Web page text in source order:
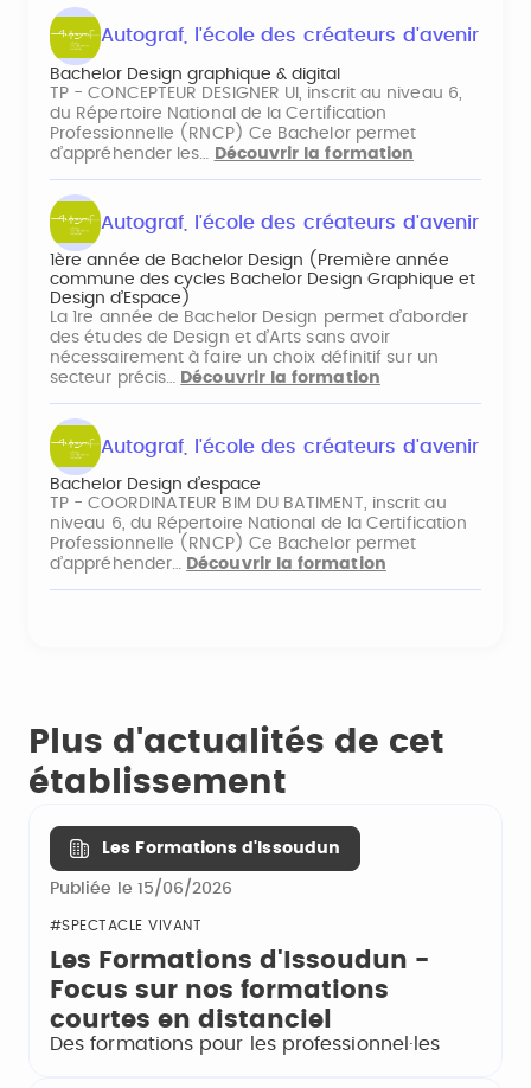
Autograf, l'école des créateurs d'avenir
Bachelor Design graphique & digital
TP - CONCEPTEUR DESIGNER UI, inscrit au niveau 6,
du Répertoire National de la Certification
Professionnelle (RNCP) Ce Bachelor permet
d’appréhender les…
Découvrir la formation
Autograf, l'école des créateurs d'avenir
1ère année de Bachelor Design (Première année
commune des cycles Bachelor Design Graphique et
Design d’Espace)
La 1re année de Bachelor Design permet d’aborder
des études de Design et d’Arts sans avoir
nécessairement à faire un choix définitif sur un
secteur précis… Découvrir la formation
Autograf, l'école des créateurs d'avenir
Bachelor Design d’espace
TP - COORDINATEUR BIM DU BATIMENT, inscrit au
niveau 6, du Répertoire National de la Certification
Professionnelle (RNCP) Ce Bachelor permet
d’appréhender… Découvrir la formation
Plus d'actualités de cet
établissement
Les Formations d'Issoudun
Publiée le 15/06/2026
#SPECTACLE VIVANT
Les Formations d'Issoudun -
Focus sur nos formations
courtes en distanciel
Des formations pour les professionnel·les